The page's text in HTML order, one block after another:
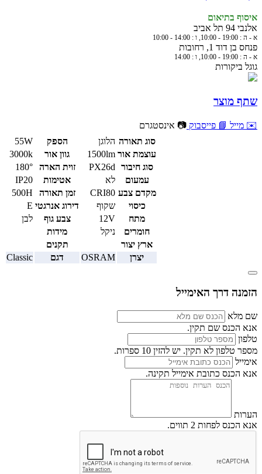
איסוף בתיאום
אלנבי 94 תל אביב
א - ה : 19:00 - 10:00, ו : 14:00 - 10:00
פנחס בן דוד 1, רחובות
א - ה : 19:00 - 10:00, ו : 14:00
גוגל ביקורות
שתף מוצר
✉️ מייל 📘 פייסבוק 📷 אינסטגרם
סוג תאורה הלוגן הספק
55W
עוצמת אור 1500lm גוון אור
3000k
סוג חיבור
PX26d זוית הארה
180°
עמעום
לא אטימות
IP20
מקדם צבע CRI80 זמן תאורה
500H
כיסוי
שקוף דירוג אנרגטי E
מתח
12V צבע גוף
לבן
חומרים
ניקל
מידות
ארץ יצור
תקנים
יצרן
OSRAM דגם Classic
הזמנה דרך האימייל
שם מלא
אנא הכנס שם תקין.
טלפון
מספר טלפון לא תקין. יש להזין 10 ספרות.
אימייל
אנא הכנס כתובת אימייל תקינה.
הערות
אנא הכנס לפחות 2 תווים.